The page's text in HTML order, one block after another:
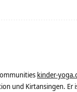
kinder-
und Kirtansingen.